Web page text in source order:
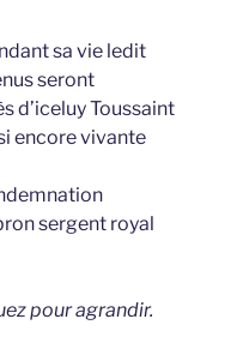
sa vie ledit
seront
d’iceluy Toussaint
encore vivante
sergent royal
pour agrandir.